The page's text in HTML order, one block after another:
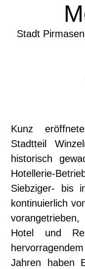
Stadt
Kunz
Stadtteil
historisch
Hotellerie-
Siebziger- bis
kontinuierlich
Hotel und
Jahren haben